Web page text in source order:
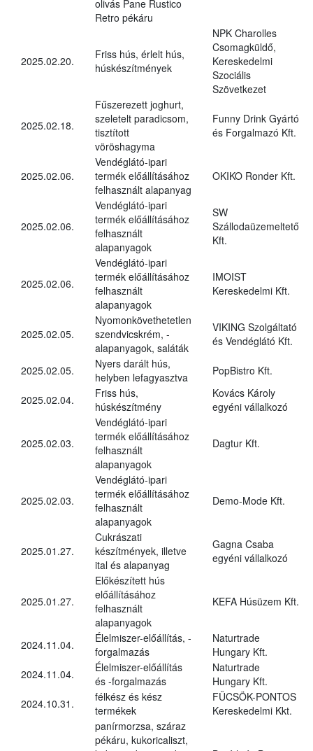
olivás Pane Rustico
Retro pékáru
2025.02.20.
Friss hús, érlelt hús,
húskészítmények
NPK Charolles
Csomagküldő,
Kereskedelmi
Szociális
Szövetkezet
2025.02.18.
Fűszerezett joghurt,
szeletelt paradicsom,
tisztított
vöröshagyma
Funny Drink Gyártó
és Forgalmazó Kft.
2025.02.06.
Vendéglátó-ipari
termék előállításához
felhasznált alapanyag
OKIKO Ronder Kft.
2025.02.06.
Vendéglátó-ipari
termék előállításához
felhasznált
alapanyagok
SW
Szállodaüzemeltető
Kft.
2025.02.06.
Vendéglátó-ipari
termék előállításához
felhasznált
alapanyagok
IMOIST
Kereskedelmi Kft.
2025.02.05.
Nyomonkövethetetlen
szendvicskrém, -
alapanyagok, saláták
VIKING Szolgáltató
és Vendéglátó Kft.
2025.02.05.
Nyers darált hús,
helyben lefagyasztva
PopBistro Kft.
2025.02.04.
Friss hús,
húskészítmény
Kovács Károly
egyéni vállalkozó
2025.02.03.
Vendéglátó-ipari
termék előállításához
felhasznált
alapanyagok
Dagtur Kft.
2025.02.03.
Vendéglátó-ipari
termék előállításához
felhasznált
alapanyagok
Demo-Mode Kft.
2025.01.27.
Cukrászati
készítmények, illetve
ital és alapanyag
Gagna Csaba
egyéni vállalkozó
2025.01.27.
Előkészített hús
előállításához
felhasznált
alapanyagok
KEFA Húsüzem Kft.
2024.11.04.
Élelmiszer-előállítás, -
forgalmazás
Naturtrade
Hungary Kft.
2024.11.04.
Élelmiszer-előállítás
és -forgalmazás
Naturtrade
Hungary Kft.
2024.10.31.
félkész és kész
termékek
FÜCSÖK-PONTOS
Kereskedelmi Kkt.
panírmorzsa, száraz
pékáru, kukoricaliszt,